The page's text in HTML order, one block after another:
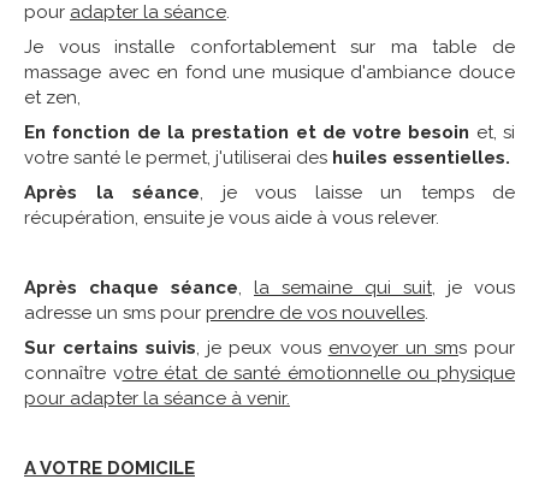
pour adapter la séance.
Je vous installe confortablement sur ma table de
massage avec en fond une musique d'ambiance douce
et zen,
En fonction de la prestation et de votre besoin et, si
votre santé le permet, j'utiliserai des huiles essentielles.
Après la séance, je vous laisse un temps de
récupération, ensuite je vous aide à vous relever.
Après chaque séance, la semaine qui suit, je vous
adresse un sms pour prendre de vos nouvelles.
Sur certains suivis, je peux vous envoyer un sms pour
connaître votre état de santé émotionnelle ou physique
pour adapter la séance à venir.
A VOTRE DOMICILE